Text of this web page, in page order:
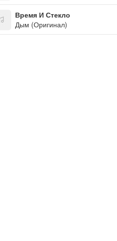
Время И Стекло
Дым (Оригинал)